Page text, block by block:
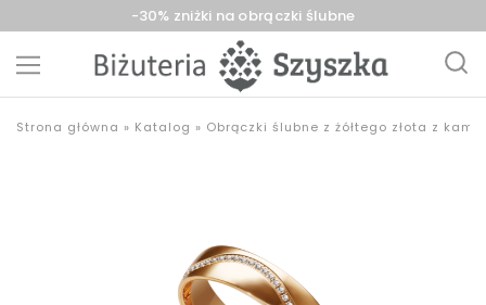
-30% zniżki na obrączki ślubne
Szyszka
z
Strona główna » Katalog » Obrączki ślubne z żółtego złota z